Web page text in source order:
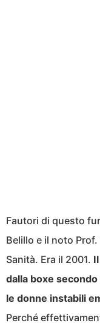
Fautori di questo
Belillo e il noto
Sanità. Era il 2001.
dalla boxe
le donne instabili
Perché